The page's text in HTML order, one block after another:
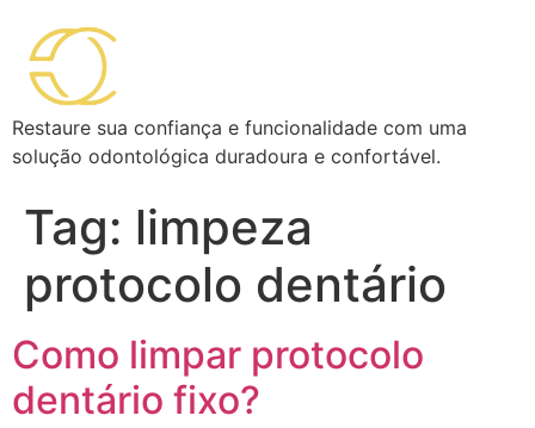
Restaure sua confiança e funcionalidade com uma
solução odontológica duradoura e confortável.
Tag: limpeza
protocolo dentário
Como limpar protocolo
dentário fixo?